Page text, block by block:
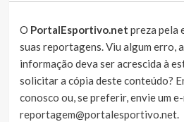
O PortalEsportivo.net preza pela
suas reportagens. Viu algum erro,
informação deva ser acrescida à
solicitar a cópia deste conteúdo?
conosco ou, se preferir, envie um
reportagem@portalesportivo.net.